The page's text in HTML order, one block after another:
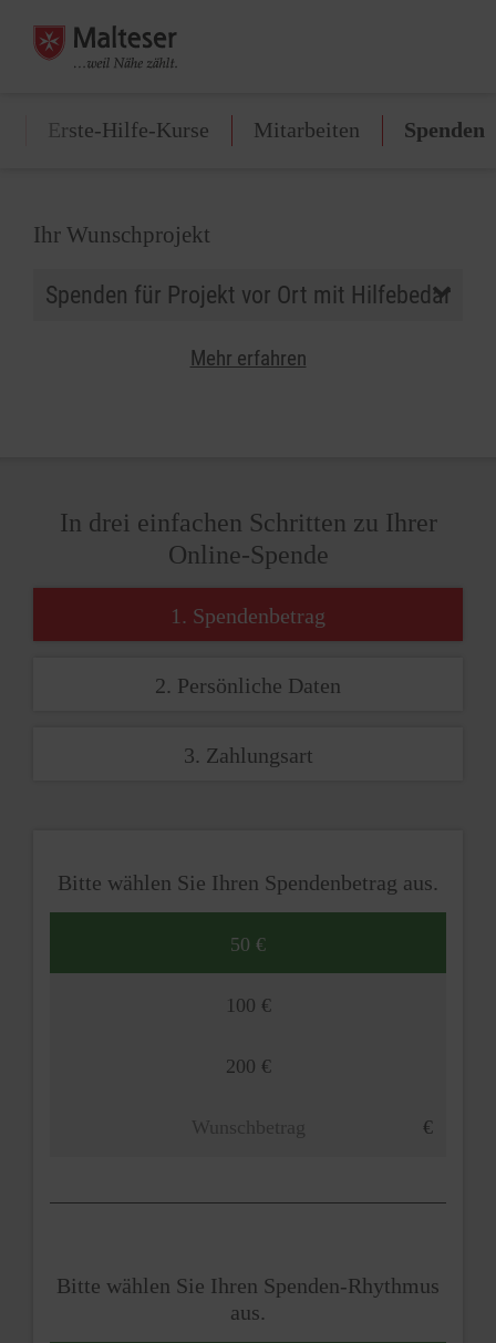
Erste-Hilfe-Kurse Mitarbeiten Spenden
Ihr Wunschprojekt
Mehr erfahren
In drei einfachen Schritten zu Ihrer
Online-Spende
1. Spendenbetrag
2. Persönliche Daten
3. Zahlungsart
Bitte wählen Sie Ihren Spendenbetrag aus.
50 €
100 €
200 €
Bitte wählen Sie Ihren Spenden-Rhythmus
aus.